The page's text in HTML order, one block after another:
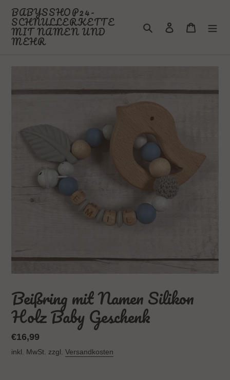
zum
Inhalt
BABYSSHOP24-
SCHNULLERKETTE
MIT NAMEN UND
MEHR
Suchen Einloggen
Beißring mit Namen Silikon
Holz Baby Geschenk
Normaler
Preis
€16,99
inkl. MwSt. zzgl. Versandkosten